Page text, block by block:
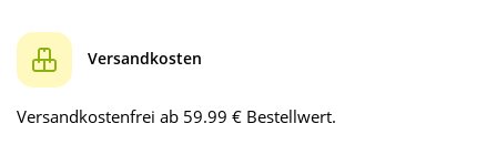
Versandkosten
Versandkostenfrei ab 59.99 € Bestellwert.